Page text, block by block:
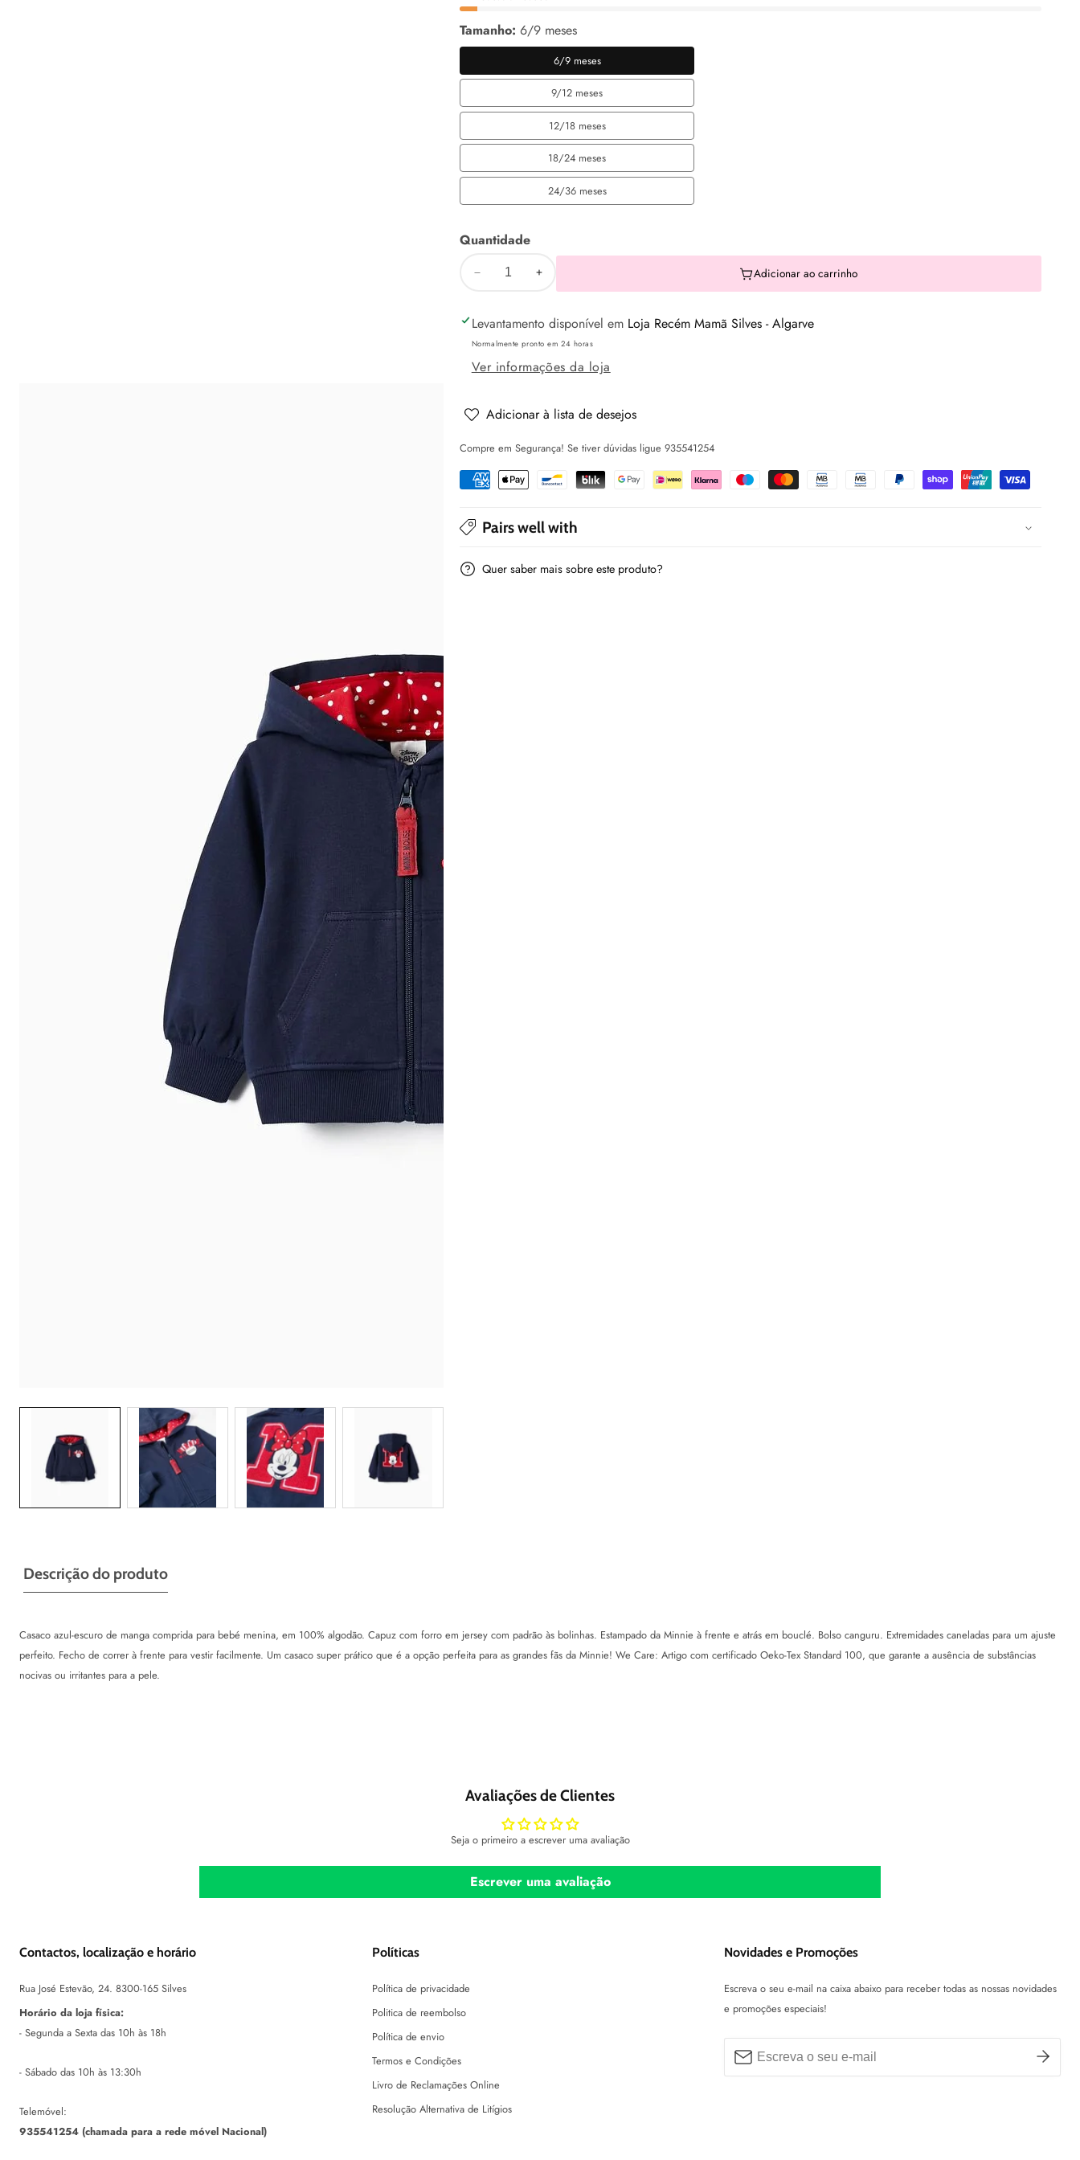
Tamanho: 6/9 meses
6/9 meses
6/9
meses
9/12 meses
meses
12/18 meses
12/18
meses
18/24 meses
meses
24/36 meses
24/36
Quantidade
Diminuir
quantidade
de
Casaco
capuz
bouclé
para
bebé
&#39;minnie&#39;
Zippy
quantidade
de
Casaco
capuz
bouclé
bebé
&#39;minnie&#39;
Zippy
Adicionar ao carrinho
Levantamento disponível em Loja Recém Mamã Silves - Algarve
Normalmente pronto em 24 horas
Ver informações da loja
Adicionar à lista de desejos
Compre em Segurança! Se tiver dúvidas ligue 935541254
Pairs well with
Quer saber mais sobre este produto?
Descrição do produto
Casaco azul-escuro de manga comprida para bebé menina, em 100% algodão. Capuz com forro em jersey com padrão às bolinhas. Estampado da Minnie à frente e atrás em bouclé. Bolso canguru. Extremidades caneladas para um ajuste
perfeito. Fecho de correr à frente para vestir facilmente. Um casaco super prático que é a opção perfeita para as grandes fãs da Minnie! We Care: Artigo com certificado Oeko-Tex Standard 100, que garante a ausência de substâncias
nocivas ou irritantes para a pele.
Avaliações de Clientes
Seja o primeiro a escrever uma avaliação
Escrever uma avaliação
Contactos, localização e horário
Rua José Estevão, 24. 8300-165 Silves
Horário da loja física:
- Segunda a Sexta das 10h às 18h
- Sábado das 10h às 13:30h
Telemóvel:
935541254 (chamada para a rede móvel Nacional)
Políticas
Política de privacidade
Politica de reembolso
Política de envio
Termos e Condições
Livro de Reclamações Online
Resolução Alternativa de Litígios
Novidades e Promoções
Escreva o seu e-mail na caixa abaixo para receber todas as nossas novidades
e promoções especiais!